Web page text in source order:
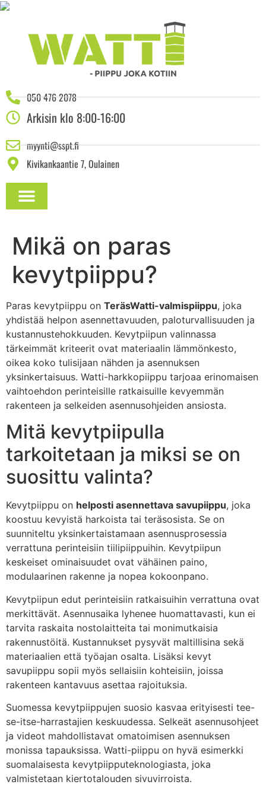
050 476 2078
Arkisin klo 8:00-16:00
myynti@sspt.fi
Kivikankaantie 7, Oulainen
Mikä on paras
kevytpiippu?
Paras kevytpiippu on TeräsWatti-valmispiippu, joka
yhdistää helpon asennettavuuden, paloturvallisuuden ja
kustannustehokkuuden. Kevytpiipun valinnassa
tärkeimmät kriteerit ovat materiaalin lämmönkesto,
oikea koko tulisijaan nähden ja asennuksen
yksinkertaisuus. Watti-harkkopiippu tarjoaa erinomaisen
vaihtoehdon perinteisille ratkaisuille kevyemmän
rakenteen ja selkeiden asennusohjeiden ansiosta.
Mitä kevytpiipulla
tarkoitetaan ja miksi se on
suosittu valinta?
Kevytpiippu on helposti asennettava savupiippu, joka
koostuu kevyistä harkoista tai teräsosista. Se on
suunniteltu yksinkertaistamaan asennusprosessia
verrattuna perinteisiin tiilipiippuihin. Kevytpiipun
keskeiset ominaisuudet ovat vähäinen paino,
modulaarinen rakenne ja nopea kokoonpano.
Kevytpiipun edut perinteisiin ratkaisuihin verrattuna ovat
merkittävät. Asennusaika lyhenee huomattavasti, kun ei
tarvita raskaita nostolaitteita tai monimutkaisia
rakennustöitä. Kustannukset pysyvät maltillisina sekä
materiaalien että työajan osalta. Lisäksi kevyt
savupiippu sopii myös sellaisiin kohteisiin, joissa
rakenteen kantavuus asettaa rajoituksia.
Suomessa kevytpiippujen suosio kasvaa erityisesti tee-
se-itse-harrastajien keskuudessa. Selkeät asennusohjeet
ja videot mahdollistavat omatoimisen asennuksen
monissa tapauksissa. Watti-piippu on hyvä esimerkki
suomalaisesta kevytpiipputeknologiasta, joka
valmistetaan kiertotalouden sivuvirroista.